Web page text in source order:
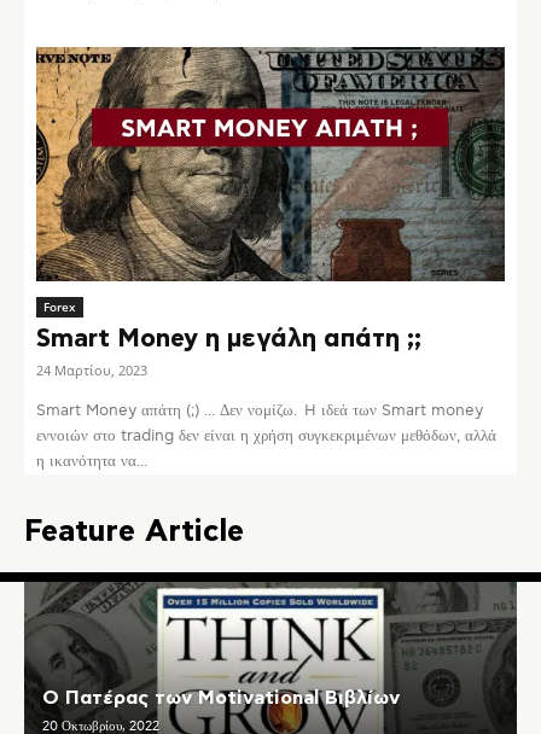
Forex
Smart Money η μεγάλη απάτη ;;
24 Μαρτίου, 2023
Smart Money απάτη (;) ... Δεν νομίζω. H ιδεά των Smart money
εννοιών στο trading δεν είναι η χρήση συγκεκριμένων μεθόδων, αλλά
η ικανότητα να...
Feature Article
Ο Πατέρας των Motivational Βιβλίων
20 Οκτωβρίου, 2022